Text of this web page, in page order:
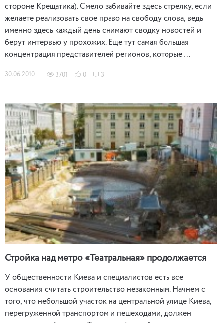
стороне Крещатика). Смело забивайте здесь стрелку, если
желаете реализовать свое право на свободу слова, ведь
именно здесь каждый день снимают сводку новостей и
берут интервью у прохожих. Еще тут самая большая
концентрация представителей регионов, которые …
30.06.2010 3701 0 3
Стройка над метро «Театральная» продолжается
У общественности Киева и специалистов есть все
основания считать строительство незаконным. Начнем с
того, что небольшой участок на центральной улице Киева,
перегруженной транспортом и пешеходами, должен